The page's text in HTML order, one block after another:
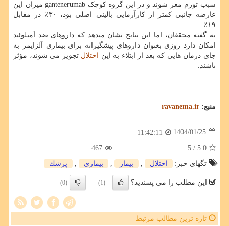
سبب تورم مغز شوند و در این گروه کوچک gantenerumab میزان این
عارضه جانبی کمتر از کارآزمایی بالینی اصلی بود، ۳۰٪ در مقابل
۱۹٪.
به گفته محققان، اما این نتایج نشان میدهد که داروهای ضد آمیلوئید
امکان دارد روزی بعنوان داروهای پیشگیرانه برای بیماری آلزایمر به
جای درمان هایی که بعد از ابتلاء به این
اختلال تجویز می شوند، مؤثر
باشند.
منبع: ravanema.ir
1404/01/25
11:42:11
5.0
/ 5
467
تگهای خبر:
اختلال بیمار بیماری پزشك
این مطلب را می پسندید؟ (1)
(0)
تازه ترین مطالب مرتبط